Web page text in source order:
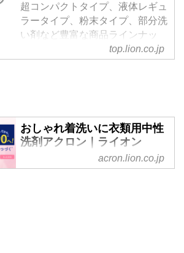
超コンパクトタイプ、液体レギュ
ラータイプ、粉末タイプ、部分洗
い剤など豊富な商品ラインナッ
プ。お洗濯の目的や用途に合わせ
て、トップの洗剤商品をお選びく
top.lion.co.jp
おしゃれ着洗いに衣類用中性
洗剤アクロン｜ライオン
おしゃれ着を自宅でお洗濯！ダウ
acron.lion.co.jp